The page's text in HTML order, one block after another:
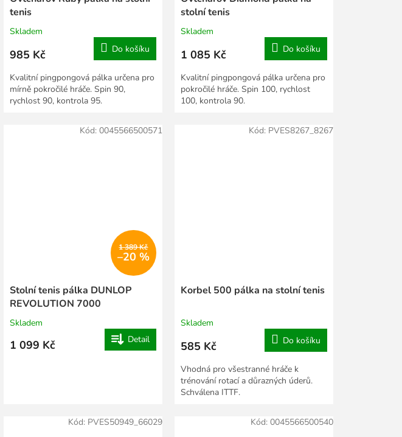
tenis
Skladem
985 Kč Do košíku
Kvalitní pingpongová pálka určena pro
mírně pokročilé hráče. Spin 90,
rychlost 90, kontrola 95.
stolní tenis
Skladem
1 085 Kč Do košíku
Kvalitní pingpongová pálka určena pro
pokročilé hráče. Spin 100, rychlost
100, kontrola 90.
1 389 Kč
–20 %
Stolní tenis pálka DUNLOP
REVOLUTION 7000
Skladem
1 099 Kč Detail
Kód: 0045566500571
Korbel 500 pálka na stolní tenis
Skladem
585 Kč Do košíku
Vhodná pro všestranné hráče k
trénování rotací a důrazných úderů.
Schválena ITTF.
Kód: PVES8267_8267
Kód: PVES50949_66029 Kód: 0045566500540